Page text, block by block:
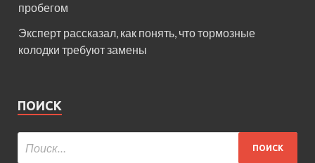
пробегом
Эксперт рассказал, как понять, что тормозные
колодки требуют замены
ПОИСК